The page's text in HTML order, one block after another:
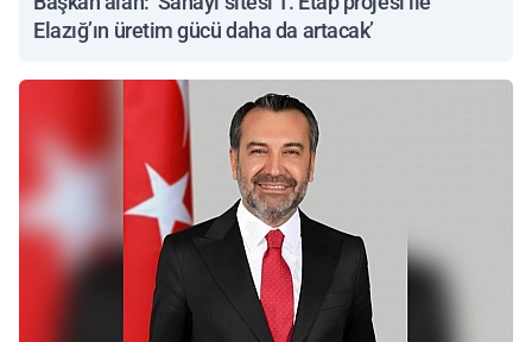
Elazığ’ın üretim gücü daha da artacak’